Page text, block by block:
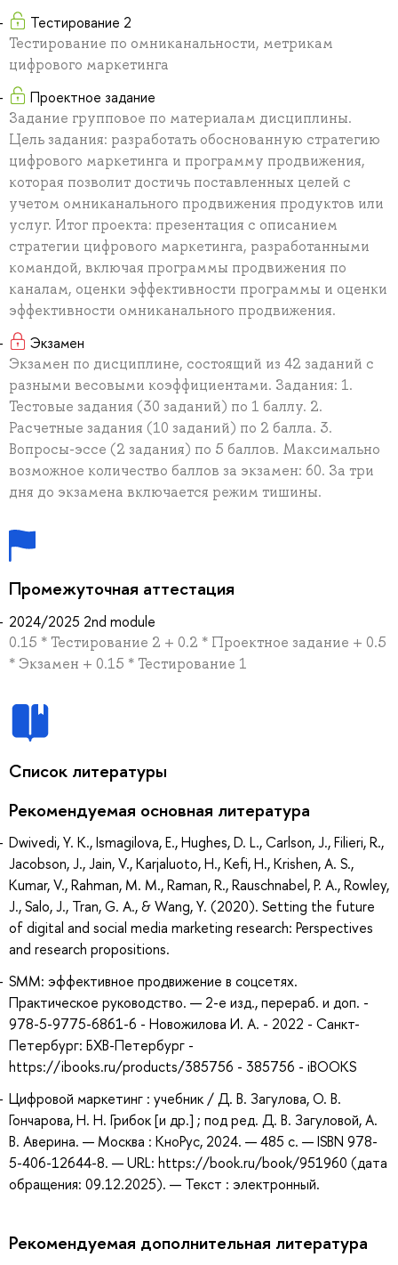
Тестирование 2
Тестирование по омниканальности, метрикам
цифрового маркетинга
Проектное задание
Задание групповое по материалам дисциплины.
Цель задания: разработать обоснованную стратегию
цифрового маркетинга и программу продвижения,
которая позволит достичь поставленных целей с
учетом омниканального продвижения продуктов или
услуг. Итог проекта: презентация с описанием
стратегии цифрового маркетинга, разработанными
командой, включая программы продвижения по
каналам, оценки эффективности программы и оценки
эффективности омниканального продвижения.
Экзамен
Экзамен по дисциплине, состоящий из 42 заданий с
разными весовыми коэффициентами. Задания: 1.
Тестовые задания (30 заданий) по 1 баллу. 2.
Расчетные задания (10 заданий) по 2 балла. 3.
Вопросы-эссе (2 задания) по 5 баллов. Максимально
возможное количество баллов за экзамен: 60. За три
дня до экзамена включается режим тишины.
Промежуточная аттестация
2024/2025 2nd module
0.15 * Тестирование 2 + 0.2 * Проектное задание + 0.5
* Экзамен + 0.15 * Тестирование 1
Список литературы
Рекомендуемая основная литература
Dwivedi, Y. K., Ismagilova, E., Hughes, D. L., Carlson, J., Filieri, R.,
Jacobson, J., Jain, V., Karjaluoto, H., Kefi, H., Krishen, A. S.,
Kumar, V., Rahman, M. M., Raman, R., Rauschnabel, P. A., Rowley,
J., Salo, J., Tran, G. A., & Wang, Y. (2020). Setting the future
of digital and social media marketing research: Perspectives
and research propositions.
SMM: эффективное продвижение в соцсетях.
Практическое руководство. — 2-е изд., перераб. и доп. -
978-5-9775-6861-6 - Новожилова И. А. - 2022 - Санкт-
Петербург: БХВ-Петербург -
https://ibooks.ru/products/385756 - 385756 - iBOOKS
Цифровой маркетинг : учебник / Д. В. Загулова, О. В.
Гончарова, Н. Н. Грибок [и др.] ; под ред. Д. В. Загуловой, А.
В. Аверина. — Москва : КноРус, 2024. — 485 с. — ISBN 978-
5-406-12644-8. — URL: https://book.ru/book/951960 (дата
обращения: 09.12.2025). — Текст : электронный.
Рекомендуемая дополнительная литература